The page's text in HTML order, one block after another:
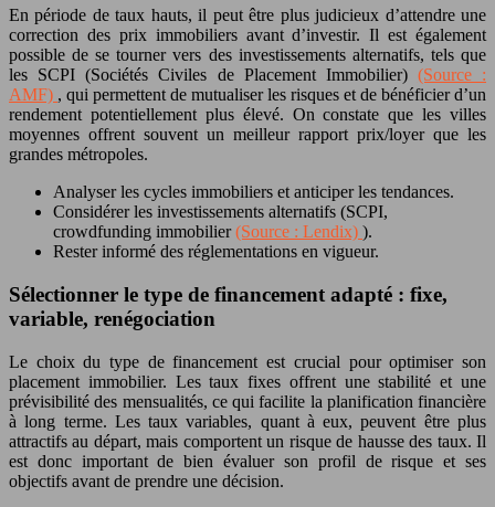
En période de taux hauts, il peut être plus judicieux d’attendre une
correction des prix immobiliers avant d’investir. Il est également
possible de se tourner vers des investissements alternatifs, tels que
les SCPI (Sociétés Civiles de Placement Immobilier) (Source :
AMF) , qui permettent de mutualiser les risques et de bénéficier d’un
rendement potentiellement plus élevé. On constate que les villes
moyennes offrent souvent un meilleur rapport prix/loyer que les
grandes métropoles.
Analyser les cycles immobiliers et anticiper les tendances.
Considérer les investissements alternatifs (SCPI,
crowdfunding immobilier(Source : Lendix) ).
Rester informé des réglementations en vigueur.
Sélectionner le type de financement adapté : fixe,
variable, renégociation
Le choix du type de financement est crucial pour optimiser son
placement immobilier. Les taux fixes offrent une stabilité et une
prévisibilité des mensualités, ce qui facilite la planification financière
à long terme. Les taux variables, quant à eux, peuvent être plus
attractifs au départ, mais comportent un risque de hausse des taux. Il
est donc important de bien évaluer son profil de risque et ses
objectifs avant de prendre une décision.